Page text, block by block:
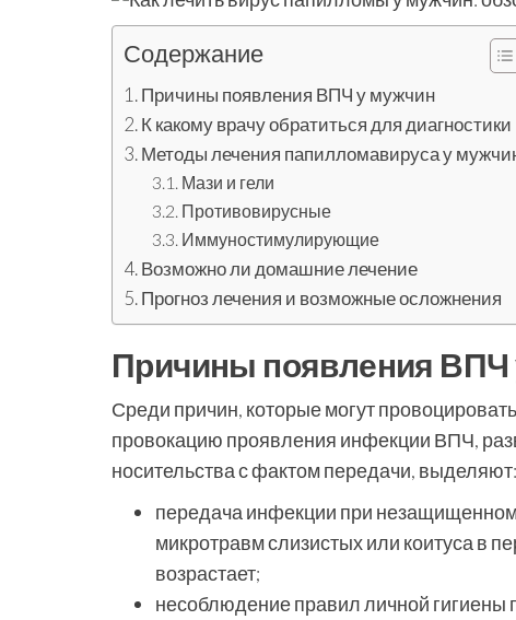
Содержание
Причины появления ВПЧ у мужчин
К какому врачу обратиться для диагностики
Методы лечения папилломавируса у
Мази и гели
Противовирусные
Иммуностимулирующие
Возможно ли домашние лечение
Прогноз лечения и возможные осложнения
Причины появления ВПЧ
Среди причин, которые могут
провокацию проявления инфекции ВПЧ,
носительства с фактом передачи, выделяют:
передача инфекции при
микротравм слизистых или коитуса в
возрастает;
несоблюдение правил личной